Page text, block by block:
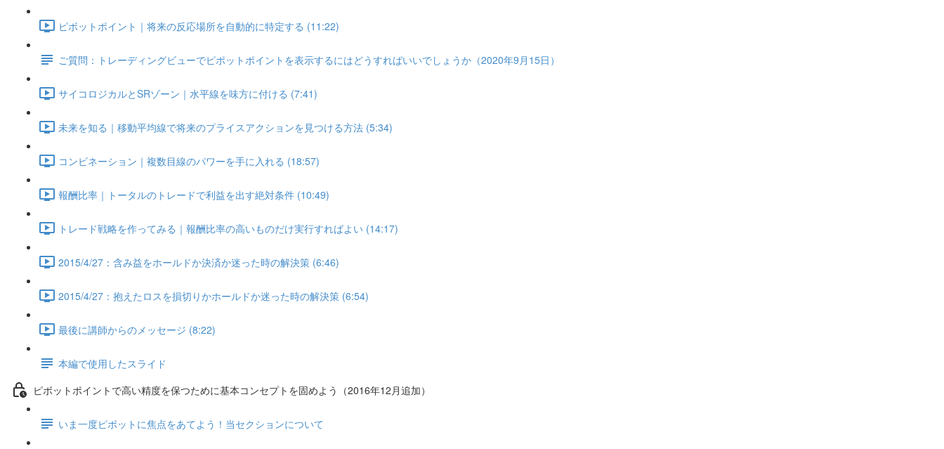
ピボットポイント｜将来の反応場所を自動的に特定する (11:22)
ご質問：トレーディングビューでピポットポイントを表示するにはどうすればいいでしょうか（2020年9月15日）
サイコロジカルとSRゾーン｜水平線を味方に付ける (7:41)
未来を知る｜移動平均線で将来のプライスアクションを見つける方法 (5:34)
コンビネーション｜複数目線のパワーを手に入れる (18:57)
報酬比率｜トータルのトレードで利益を出す絶対条件 (10:49)
トレード戦略を作ってみる｜報酬比率の高いものだけ実行すればよい (14:17)
2015/4/27：含み益をホールドか決済か迷った時の解決策 (6:46)
2015/4/27：抱えたロスを損切りかホールドか迷った時の解決策 (6:54)
最後に講師からのメッセージ (8:22)
本編で使用したスライド
ピボットポイントで高い精度を保つために基本コンセプトを固めよう（2016年12月追加）
いま一度ピボットに焦点をあてよう！当セクションについて